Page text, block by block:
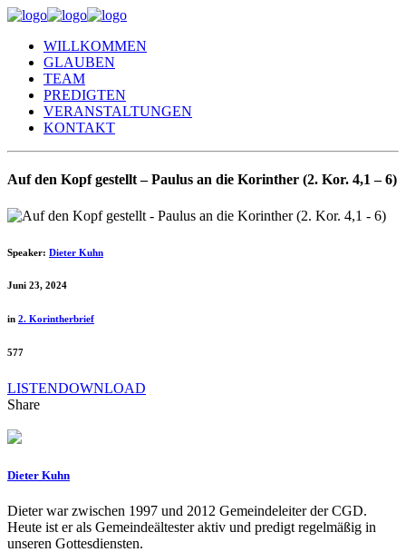
WILLKOMMEN
GLAUBEN
TEAM
PREDIGTEN
VERANSTALTUNGEN
KONTAKT
Auf den Kopf gestellt – Paulus an die Korinther (2. Kor. 4,1 – 6)
Speaker: Dieter Kuhn
Juni 23, 2024
in 2. Korintherbrief
577
LISTENDOWNLOAD
Share
Dieter Kuhn
Dieter war zwischen 1997 und 2012 Gemeindeleiter der CGD.
Heute ist er als Gemeindeältester aktiv und predigt regelmäßig in
unseren Gottesdiensten.